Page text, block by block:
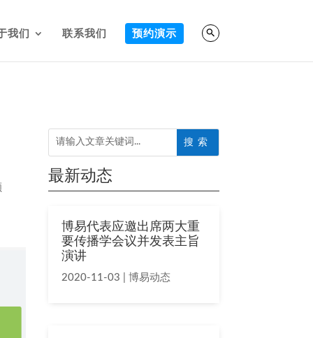
我们 联系我们 预约演示
最新动态
博易代表应邀出席两大重
要传播学会议并发表主旨
演讲
2020-11-03 博易动态